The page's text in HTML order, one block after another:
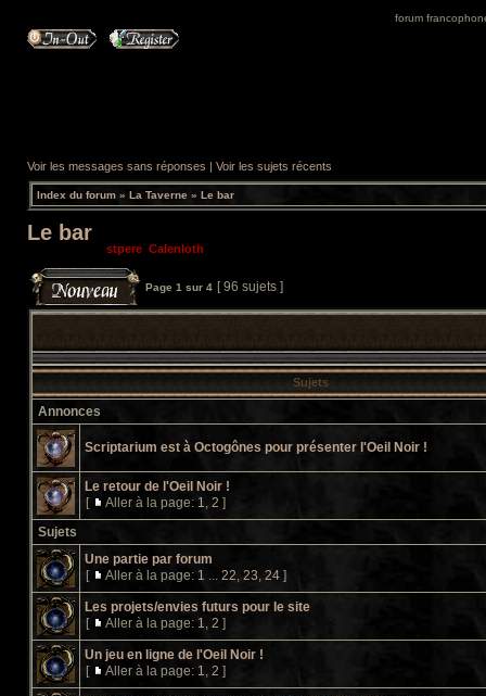
forum
Voir les messages sans réponses | Voir les sujets récents
Index du forum » La Taverne » Le bar
Le bar
stpere Calenloth
Page 1 sur 4 [ 96 sujets ]
Sujets
Annonces
Scriptarium est à Octogônes pour présenter l'Oeil Noir !
Le retour de l'Oeil Noir !
[
Aller à la page: 1, 2 ]
Sujets
Une partie par forum
[
Aller à la page: 1 ... 22, 23, 24 ]
Les projets/envies futurs pour le site
[
Aller à la page: 1, 2 ]
Un jeu en ligne de l'Oeil Noir !
[
Aller à la page: 1, 2 ]